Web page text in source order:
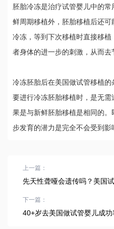
胚胎冷冻是治疗试管婴儿中的
鲜周期移植外，胚胎移植后还
冷冻，等到下次移植时直接移
者身体的进一步的刺激，从而去
冷冻胚胎后在美国做试管移植
要进行冷冻胚胎移植时，是无
果是与新鲜胚胎移植是相同的
步发育的潜力是完全不会受到影
上一篇：
先天性聋哑会遗传吗？美国
下一篇：
40+岁去美国做试管婴儿成